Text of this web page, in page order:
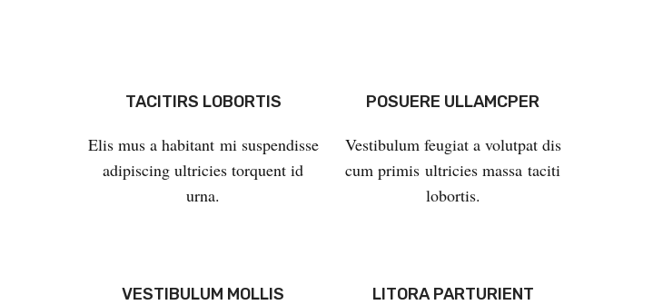
TACITIRS LOBORTIS
Elis mus a habitant mi suspendisse
adipiscing ultricies torquent id
urna.
VESTIBULUM MOLLIS
POSUERE ULLAMCPER
Vestibulum feugiat a volutpat dis
cum primis ultricies massa taciti
lobortis.
LITORA PARTURIENT